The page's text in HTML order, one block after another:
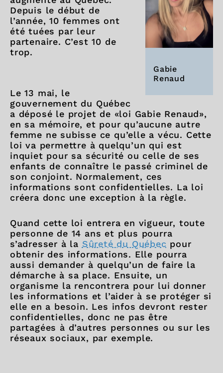
Gabie
Renaud
Depuis le début de
l’année, 10 femmes ont
été tuées par leur
partenaire. C’est 10 de
trop.
Le 13 mai, le
gouvernement du Québec
a déposé le projet de «loi Gabie Renaud»,
en sa mémoire, et pour qu’aucune autre
femme ne subisse ce qu’elle a vécu. Cette
loi va permettre à quelqu’un qui est
inquiet pour sa sécurité ou celle de ses
enfants de connaître le passé criminel de
son conjoint. Normalement, ces
informations sont confidentielles. La loi
créera donc une exception à la règle.
Quand cette loi entrera en vigueur, toute
personne de 14 ans et plus pourra
s’adresser à la Sûreté du Québec pour
obtenir des informations. Elle pourra
aussi demander à quelqu’un de faire la
démarche à sa place. Ensuite, un
organisme la rencontrera pour lui donner
les informations et l’aider à se protéger si
elle en a besoin. Les infos devront rester
confidentielles, donc ne pas être
partagées à d’autres personnes ou sur les
réseaux sociaux, par exemple.